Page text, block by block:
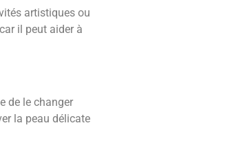
artistiques ou
il peut aider à
de le changer
la peau délicate